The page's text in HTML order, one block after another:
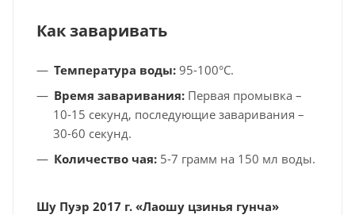
Как заваривать
Температура воды: 95-100°C.
Время заваривания: Первая промывка –
10-15 секунд, последующие заваривания –
30-60 секунд.
Количество чая: 5-7 грамм на 150 мл воды.
Шу Пуэр 2017 г. «Лаошу цзинья гунча»